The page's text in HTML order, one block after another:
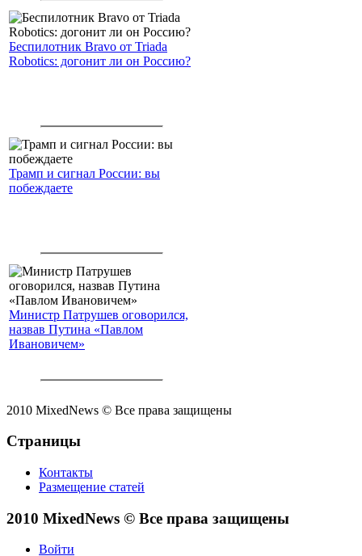
Беспилотник Bravo от Triada
Robotics: догонит ли он Россию?
Трамп и сигнал России: вы
побеждаете
Министр Патрушев оговорился,
назвав Путина «Павлом
Ивановичем»
2010 MixedNews © Все права защищены
Страницы
Контакты
Размещение статей
2010 MixedNews © Все права защищены
Войти